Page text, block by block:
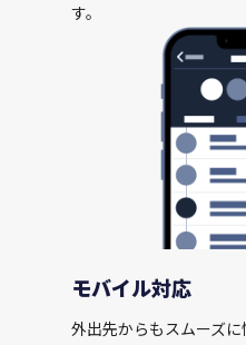
す。
モバイル対応
外出先からもスムーズ